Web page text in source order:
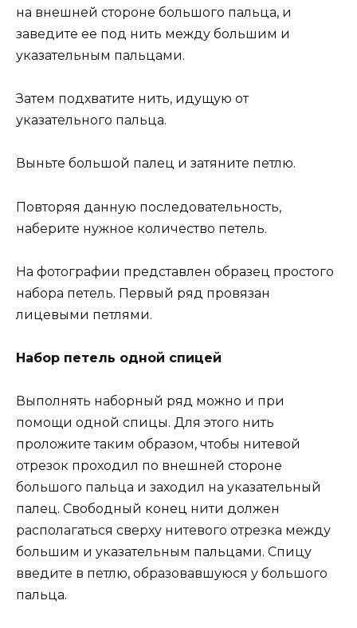
на внешней стороне большого пальца, и
заведите ее под нить между большим и
указательным пальцами.
Затем подхватите нить, идущую от
указательного пальца.
Выньте большой палец и затяните петлю.
Повторяя данную последовательность,
наберите нужное количество петель.
На фотографии представлен образец простого
набора петель. Первый ряд провязан
лицевыми петлями.
Набор петель одной спицей
Выполнять наборный ряд можно и при
помощи одной спицы. Для этого нить
проложите таким образом, чтобы нитевой
отрезок проходил по внешней стороне
большого пальца и заходил на указательный
палец. Свободный конец нити должен
располагаться сверху нитевого отрезка между
большим и указательным пальцами. Спицу
введите в петлю, образовавшуюся у большого
пальца.